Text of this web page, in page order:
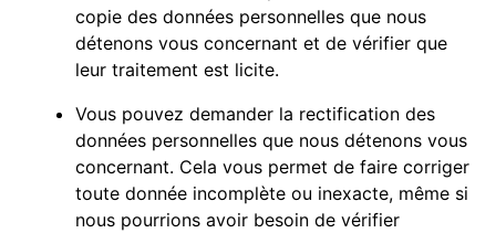
copie des données personnelles que nous
détenons vous concernant et de vérifier que
leur traitement est licite.
Vous pouvez demander la rectification des
données personnelles que nous détenons vous
concernant. Cela vous permet de faire corriger
toute donnée incomplète ou inexacte, même si
nous pourrions avoir besoin de vérifier